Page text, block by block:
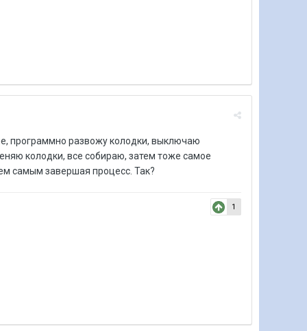
программно развожу колодки, выключаю
колодки, все собираю, затем тоже самое
самым завершая процесс. Так?
1